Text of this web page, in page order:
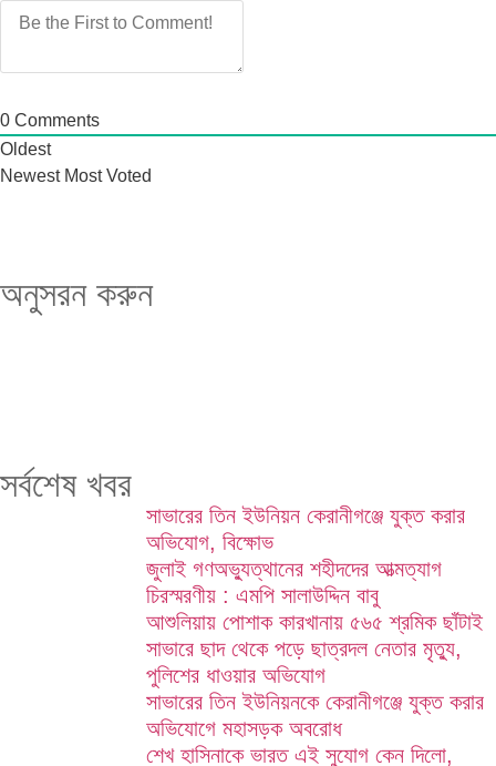
0 Comments
Oldest
Newest Most Voted
অনুসরন করুন
সর্বশেষ খবর
সাভারের তিন ইউনিয়ন কেরানীগঞ্জে যুক্ত করার
অভিযোগ, বিক্ষোভ
জুলাই গণঅভ্যুত্থানের শহীদদের আত্মত্যাগ
চিরস্মরণীয় : এমপি সালাউদ্দিন বাবু
আশুলিয়ায় পোশাক কারখানায় ৫৬৫ শ্রমিক ছাঁটাই
সাভারে ছাদ থেকে পড়ে ছাত্রদল নেতার মৃত্যু,
পুলিশের ধাওয়ার অভিযোগ
সাভারের তিন ইউনিয়নকে কেরানীগঞ্জে যুক্ত করার
অভিযোগে মহাসড়ক অবরোধ
শেখ হাসিনাকে ভারত এই সুযোগ কেন দিলো,